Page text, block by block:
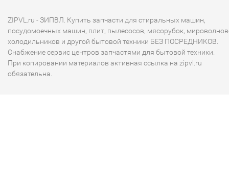
ZIPVL.ru - ЗИПВЛ. Купить запчасти для стиральных машин,
посудомоечных машин, плит, пылесосов, мясорубок,
холодильников и другой бытовой техники БЕЗ ПОСРЕДНИКОВ.
Снабжение сервис центров запчастями для бытовой техники.
При копировании материалов активная ссылка на zipvl.ru
обязательна.